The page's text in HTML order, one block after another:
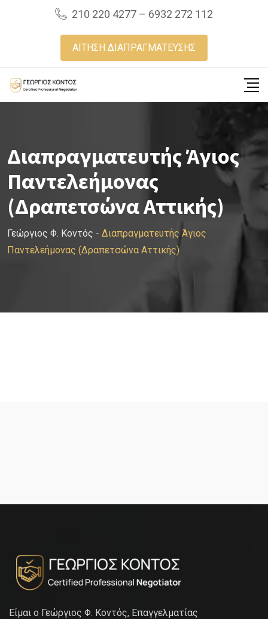
210 220 4277 – 6932 272 112
ΑΙΤΗΣΗ ΔΙΑΠΡΑΓΜΑΤΕΥΣΗΣ
Διαπραγματευτής Άγιος
Παντελεήμονας
(Δραπετσώνα Αττικής)
Γεώργιος Φ. Κοντός - Διαπραγματευτής Άγιος
Παντελεήμονας (Δραπετσώνα Αττικής)
Είμαι ο Γεώργιος Φ. Κοντός, Επαγγελματίας